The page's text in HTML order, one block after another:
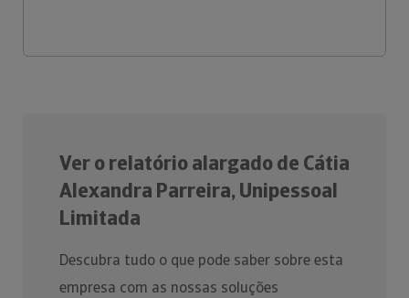
Ver o relatório alargado de Cátia
Alexandra Parreira, Unipessoal
Limitada
Descubra tudo o que pode saber sobre esta
empresa com as nossas soluções